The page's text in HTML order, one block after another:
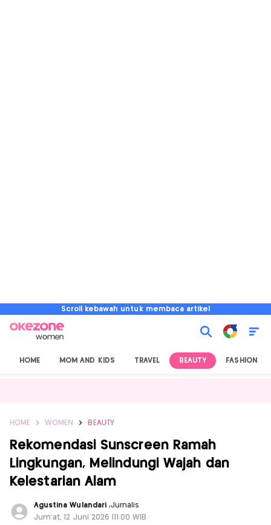
Scroll kebawah untuk membaca artikel
HOME MOM AND KIDS TRAVEL BEAUTY FASHION
HOME WOMEN BEAUTY
Rekomendasi Sunscreen Ramah
Lingkungan, Melindungi Wajah dan
Kelestarian Alam
Agustina Wulandari ,Jurnalis
Jum'at, 12 Juni 2026 |11:00 WIB